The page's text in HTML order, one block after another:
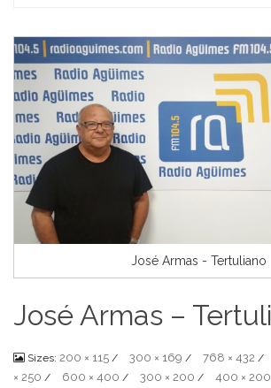
José Armas - Tertuliano
José Armas –
Sizes: 200 × 115 / 300 × 169 / 768 × 432 /
× 250 / 600 × 400 / 300 × 200 / 400 × 200